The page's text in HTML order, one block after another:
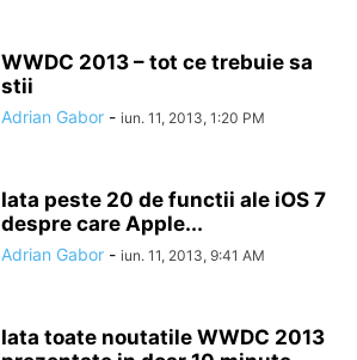
WWDC 2013 – tot ce trebuie sa
stii
Adrian Gabor - iun. 11, 2013, 1:20 PM
Iata peste 20 de functii ale iOS 7
despre care Apple...
Adrian Gabor - iun. 11, 2013, 9:41 AM
Iata toate noutatile WWDC 2013